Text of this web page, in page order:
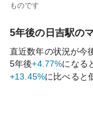
ものです
5年後の 日吉駅の
直近数年の状況が今
5年後+4.77%になる
+13.45%に比べると